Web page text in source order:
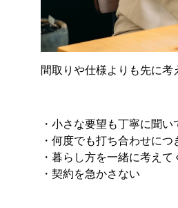
間取りや仕様よりも先に考
・小さな要望も丁寧に聞い
・何度でも打ち合わせにつ
・暮らし方を一緒に考えて
・契約を急かさない